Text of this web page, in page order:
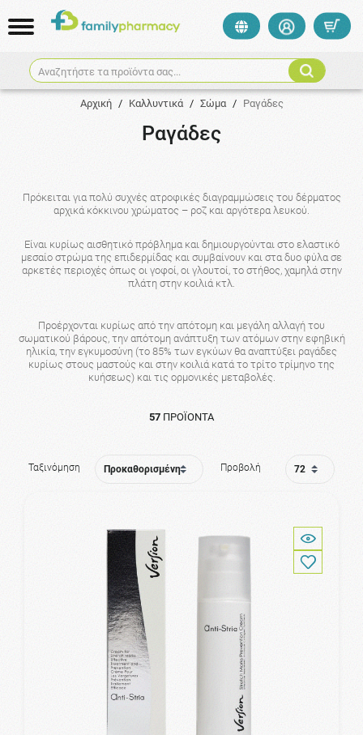
Αναζητήστε τα προϊόντα σας...
Αρχική / Καλλυντικά / Σώμα / Ραγάδες
Ραγάδες
Πρόκειται για πολύ συχνές ατροφικές διαγραμμώσεις του δέρματος
αρχικά κόκκινου χρώματος – ροζ και αργότερα λευκού.
Είναι κυρίως αισθητικό πρόβλημα και δημιουργούνται στο ελαστικό
μεσαίο στρώμα της επιδερμίδας και συμβαίνουν και στα δυο φύλα σε
αρκετές περιοχές όπως οι γοφοί, οι γλουτοί, το στήθος, χαμηλά στην
πλάτη στην κοιλιά κτλ.
Προέρχονται κυρίως από την απότομη και μεγάλη αλλαγή του
σωματικού βάρους, την απότομη ανάπτυξη των ατόμων στην εφηβική
ηλικία, την εγκυμοσύνη (το 85% των εγκύων θα αναπτύξει ραγάδες
κυρίως στους μαστούς και στην κοιλιά κατά το τρίτο τρίμηνο της
κυήσεως) και τις ορμονικές μεταβολές.
57 ΠΡΟΪΌΝΤΑ
Ταξινόμηση Προβολή